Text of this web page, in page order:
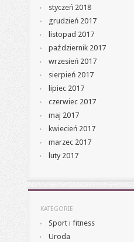
styczeń 2018
grudzień 2017
listopad 2017
październik 2017
wrzesień 2017
sierpień 2017
lipiec 2017
czerwiec 2017
maj 2017
kwiecień 2017
marzec 2017
luty 2017
KATEGORIE
Sport i fitness
Uroda